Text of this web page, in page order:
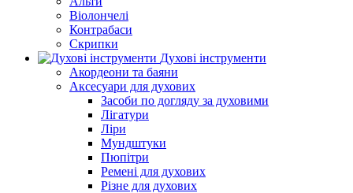
Віолончелі
Контрабаси
Скрипки
Духові інструменти
Акордеони та баяни
Аксесуари для духових
Засоби по догляду за духовими
Лігатури
Ліри
Мундштуки
Пюпітри
Ремені для духових
Різне для духових